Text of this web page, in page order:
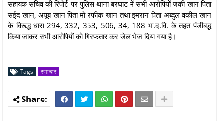
सहायक सचिव की रिपोर्ट पर पुलिस थाना बरघाट में सभी आरोपियों जकी खान पिता
सईद खान, अयूब खान पिता मो रफीक खान तथा इमरान पिता अब्दुल वकील खान
के विरूद्ध धारा 294, 332, 353, 506, 34, 188 भा.द.वि. के तहत पंजीबद्ध
किया जाकर सभी आरोपियों को गिरफतार कर जेल भेज दिया गया है।
Tags समाचार